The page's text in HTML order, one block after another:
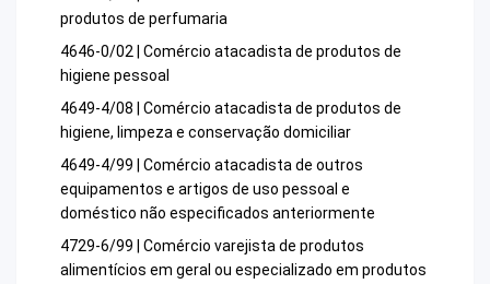
produtos de perfumaria
4646-0/02 | Comércio atacadista de produtos de
higiene pessoal
4649-4/08 | Comércio atacadista de produtos de
higiene, limpeza e conservação domiciliar
4649-4/99 | Comércio atacadista de outros
equipamentos e artigos de uso pessoal e
doméstico não especificados anteriormente
4729-6/99 | Comércio varejista de produtos
alimentícios em geral ou especializado em produtos